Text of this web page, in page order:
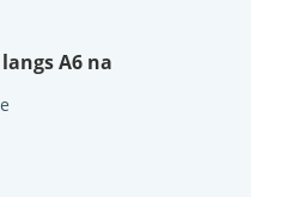
A6 na